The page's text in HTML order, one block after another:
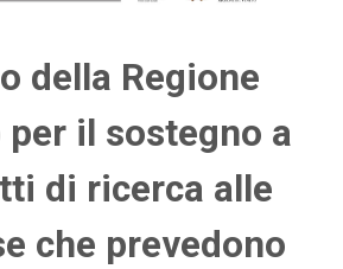
della Regione
per il sostegno a
di ricerca alle
che prevedono